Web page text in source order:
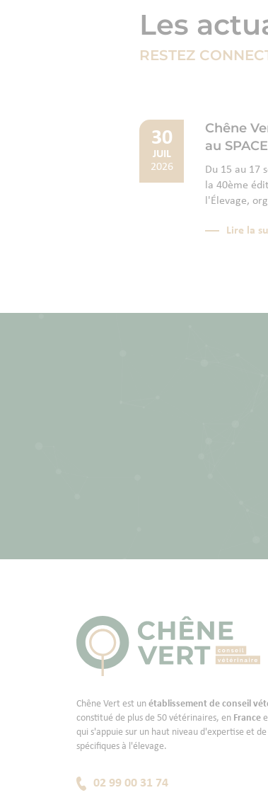
Les
RESTEZ
30
JUIL
2026
Chêne
au
Du 15 au 17
la 40ème
l'Élevage,
Lire la
Chêne Vert est un établissement de conseil
constitué de plus de 50 vétérinaires, en France
qui s'appuie sur un haut niveau d'expertise et
spécifiques à l'élevage.
02 99 00 31 74